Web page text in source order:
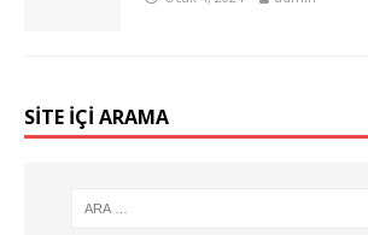
SİTE İÇİ ARAMA